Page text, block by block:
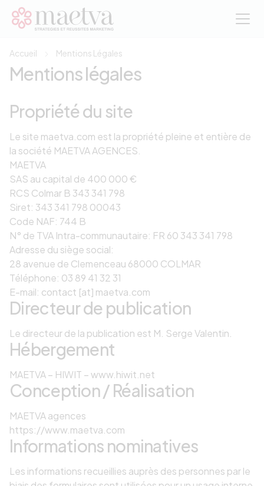
Aller au contenu principal
Accueil Mentions Légales
Mentions légales
Propriété du site
Le site maetva.com est la propriété pleine et entière de
la société MAETVA AGENCES.
MAETVA
SAS au capital de 400 000 €
RCS Colmar B 343 341 798
Siret: 343 341 798 00043
Code NAF: 744 B
N° de TVA Intra-communautaire: FR 60 343 341 798
Adresse du siège social:
28 avenue de Clemenceau 68000 COLMAR
Téléphone: 03 89 41 32 31
E-mail: contact [at] maetva.com
Directeur de publication
Le directeur de la publication est M. Serge Valentin.
Hébergement
MAETVA – HIWIT – www.hiwit.net
Conception / Réalisation
MAETVA agences
https://www.maetva.com
Informations nominatives
Les informations recueillies auprès des personnes par le